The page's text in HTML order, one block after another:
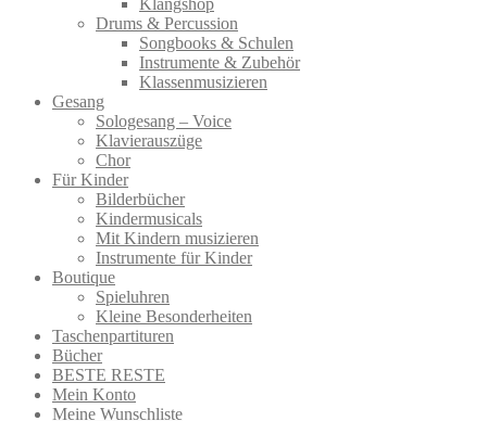
Klangshop
Drums & Percussion
Songbooks & Schulen
Instrumente & Zubehör
Klassenmusizieren
Gesang
Sologesang – Voice
Klavierauszüge
Chor
Für Kinder
Bilderbücher
Kindermusicals
Mit Kindern musizieren
Instrumente für Kinder
Boutique
Spieluhren
Kleine Besonderheiten
Taschenpartituren
Bücher
BESTE RESTE
Mein Konto
Meine Wunschliste